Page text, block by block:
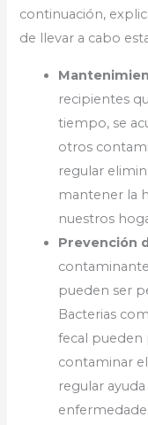
continuación,
de llevar a cabo
recipientes
tiempo, se
otros
regular
mantener la
nuestros
Prevención
pueden ser
Bacterias
fecal pueden
contaminar
regular